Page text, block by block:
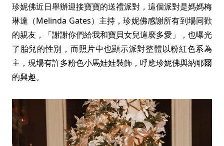
珍妮佛近日舉辦迎接寶寶的送禮派對，這個派對是媽媽梅
琳達（Melinda Gates）主持，珍妮佛感謝所有到場同歡
的親友，「謝謝你們給我和寶貝女兒這麼多愛」，也曝光
了胎兒的性別，而照片中也顯示派對整體以粉紅色系為
主，現場有許多粉色小馬娃娃裝飾，呼應珍妮佛與納耶爾
的興趣。